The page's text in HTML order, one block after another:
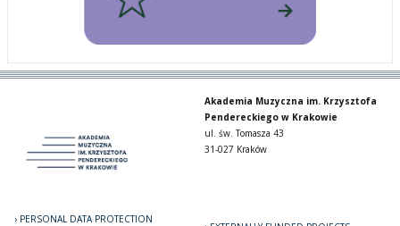
Akademia Muzyczna im. Krzysztofa
Pendereckiego w Krakowie
ul. św. Tomasza 43
31-027 Kraków
PERSONAL DATA PROTECTION